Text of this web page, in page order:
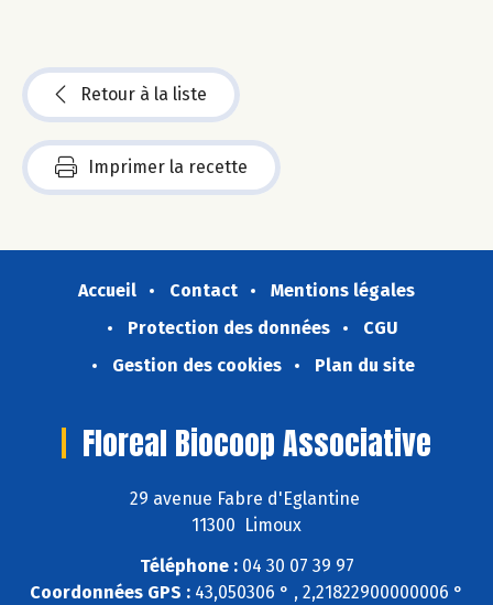
Retour à la liste
Imprimer la recette
Accueil Contact
Mentions légales
Protection des données
CGU
Gestion des cookies
Plan du site
Floreal Biocoop Associative
29 avenue Fabre d'Eglantine
11300 Limoux
Téléphone :04 30 07 39 97
Coordonnées GPS : 43,050306 ° , 2,21822900000006 °